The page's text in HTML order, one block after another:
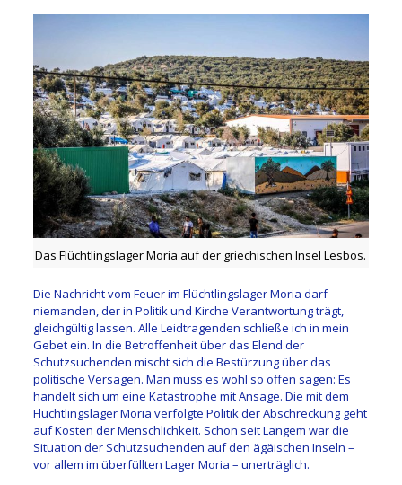
Das Flüchtlingslager Moria auf der griechischen Insel Lesbos.
Die Nachricht vom Feuer im Flüchtlingslager Moria darf
niemanden, der in Politik und Kirche Verantwortung trägt,
gleichgültig lassen. Alle Leidtragenden schließe ich in mein
Gebet ein. In die Betroffenheit über das Elend der
Schutzsuchenden mischt sich die Bestürzung über das
politische Versagen. Man muss es wohl so offen sagen: Es
handelt sich um eine Katastrophe mit Ansage. Die mit dem
Flüchtlingslager Moria verfolgte Politik der Abschreckung geht
auf Kosten der Menschlichkeit. Schon seit Langem war die
Situation der Schutzsuchenden auf den ägäischen Inseln –
vor allem im überfüllten Lager Moria – unerträglich.